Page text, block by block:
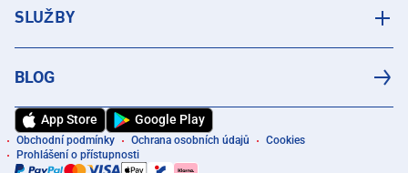
SLUŽBY
BLOG
App Store Google Play
Obchodní podmínky Ochrana osobních údajů
Cookies
Prohlášení o přístupnosti